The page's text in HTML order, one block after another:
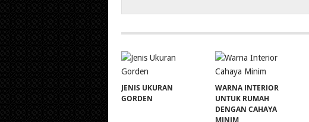
JENIS UKURAN
GORDEN
WARNA INTERIOR
UNTUK RUMAH
DENGAN CAHAYA
MINIM